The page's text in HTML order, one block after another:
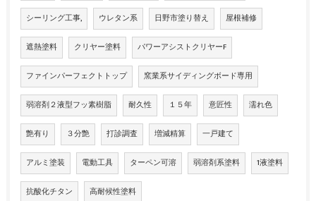
シーリング工事, ウレタン系 日野市塗り替え 屋根補修
遮熱塗料 クリヤー塗料 パワーアシストクリヤーF
ファインパーフェクトトップ 窯業系サイディングボード専用
弱溶剤２液型フッ素樹脂 耐久性 １５年 意匠性 濡れ色
艶有り ３分艶 打診調査 増減精算 一戸建て
アルミ塗装 電動工具 ターペン可溶 弱溶剤系塗料 1液塗料
抗酸化チタン 高耐候性塗料